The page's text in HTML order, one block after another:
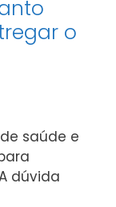
o
saúde e
dúvida